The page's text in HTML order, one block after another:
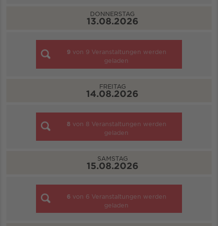
DONNERSTAG
13.08.2026
9 von 9 Veranstaltungen werden
geladen
FREITAG
14.08.2026
8 von 8 Veranstaltungen werden
geladen
SAMSTAG
15.08.2026
6 von 6 Veranstaltungen werden
geladen